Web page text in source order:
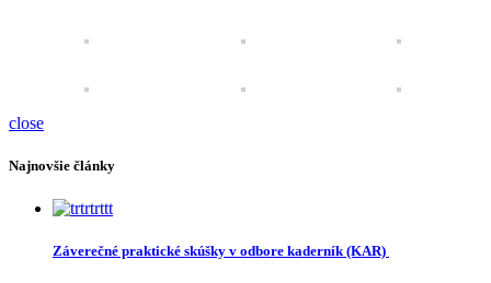
close
Najnovšie články
Záverečné praktické skúšky v odbore kaderník (KAR)